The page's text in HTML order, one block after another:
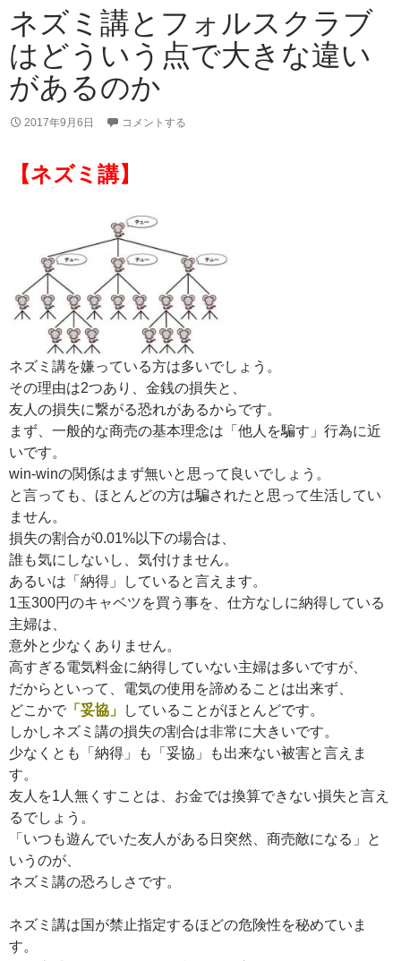
ネズミ講とフォルスクラブ
はどういう点で大きな違い
があるのか
2017年9月6日 コメントする
【ネズミ講】
ネズミ講を嫌っている方は多いでしょう。
その理由は2つあり、金銭の損失と、
友人の損失に繋がる恐れがあるからです。
まず、一般的な商売の基本理念は「他人を騙す」行為に近
いです。
win-winの関係はまず無いと思って良いでしょう。
と言っても、ほとんどの方は騙されたと思って生活してい
ません。
損失の割合が0.01%以下の場合は、
誰も気にしないし、気付けません。
あるいは「納得」していると言えます。
1玉300円のキャベツを買う事を、仕方なしに納得している
主婦は、
意外と少なくありません。
高すぎる電気料金に納得していない主婦は多いですが、
だからといって、電気の使用を諦めることは出来ず、
どこかで 「妥協」
していることがほとんどです。
しかしネズミ講の損失の割合は非常に大きいです。
少なくとも「納得」も「妥協」も出来ない被害と言えま
す。
友人を1人無くすことは、お金では換算できない損失と言え
るでしょう。
「いつも遊んでいた友人がある日突然、商売敵になる」と
いうのが、
ネズミ講の恐ろしさです。
ネズミ講は国が禁止指定するほどの危険性を秘めていま
す。